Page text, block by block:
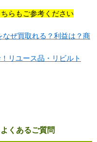
らもご参考ください
なぜ買取れる？利益は？商
リユース品・リビルト
くあるご質問